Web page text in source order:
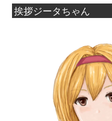
挨拶ジータちゃん